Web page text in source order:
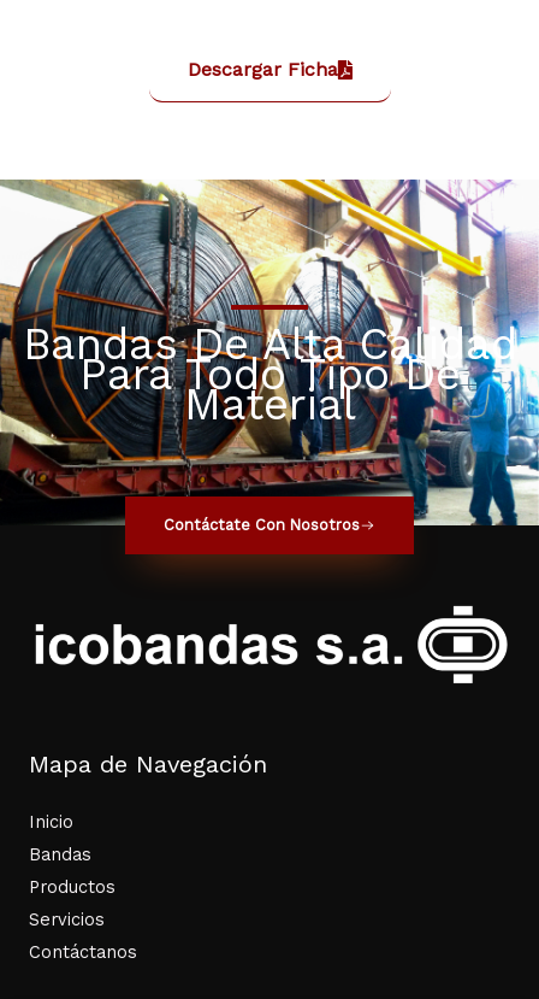
Descargar Ficha
Bandas De Alta Calidad
Para Todo Tipo De
Material
Contáctate Con Nosotros
Mapa de Navegación
Inicio
Bandas
Productos
Servicios
Contáctanos